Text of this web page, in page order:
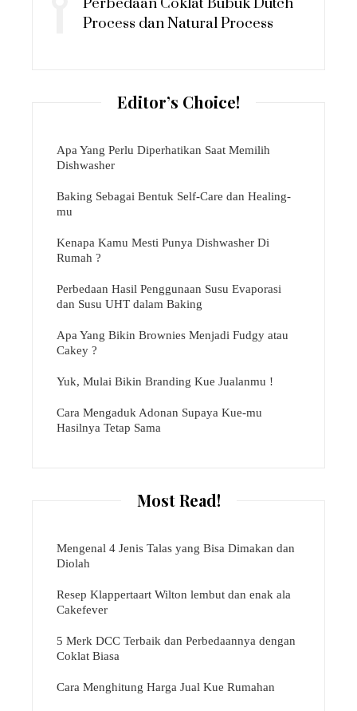
Process dan Natural Process
Editor’s Choice!
Apa Yang Perlu Diperhatikan Saat Memilih
Dishwasher
Baking Sebagai Bentuk Self-Care dan Healing-
mu
Kenapa Kamu Mesti Punya Dishwasher Di
Rumah ?
Perbedaan Hasil Penggunaan Susu Evaporasi
dan Susu UHT dalam Baking
Apa Yang Bikin Brownies Menjadi Fudgy atau
Cakey ?
Yuk, Mulai Bikin Branding Kue Jualanmu !
Cara Mengaduk Adonan Supaya Kue-mu
Hasilnya Tetap Sama
Most Read!
Mengenal 4 Jenis Talas yang Bisa Dimakan dan
Diolah
Resep Klappertaart Wilton lembut dan enak ala
Cakefever
5 Merk DCC Terbaik dan Perbedaannya dengan
Coklat Biasa
Cara Menghitung Harga Jual Kue Rumahan